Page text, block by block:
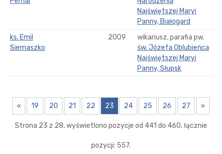
Najświętszej Maryi
Panny, Białogard
ks. Emil
Siemaszko
2009
wikariusz, parafia pw.
św. Józefa Oblubieńca
Najświętszej Maryi
Panny, Słupsk
« 19 20 21 22 23 24 25 26 27 »
Strona 23 z 28, wyświetlono pozycje od 441 do 460, łącznie
pozycji: 557.